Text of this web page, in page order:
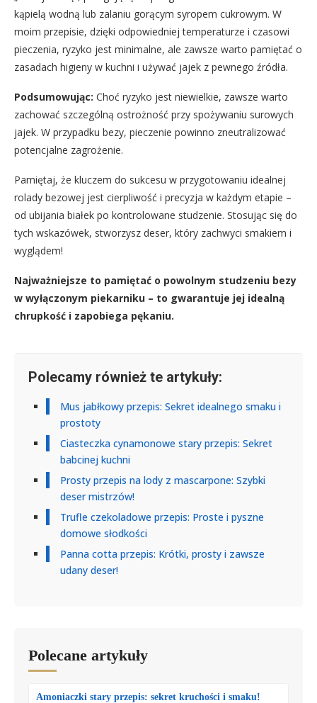
kąpielą wodną lub zalaniu gorącym syropem cukrowym. W
moim przepisie, dzięki odpowiedniej temperaturze i czasowi
pieczenia, ryzyko jest minimalne, ale zawsze warto pamiętać o
zasadach higieny w kuchni i używać jajek z pewnego źródła.
Podsumowując: Choć ryzyko jest niewielkie, zawsze warto
zachować szczególną ostrożność przy spożywaniu surowych
jajek. W przypadku bezy, pieczenie powinno zneutralizować
potencjalne zagrożenie.
Pamiętaj, że kluczem do sukcesu w przygotowaniu idealnej
rolady bezowej jest cierpliwość i precyzja w każdym etapie –
od ubijania białek po kontrolowane studzenie. Stosując się do
tych wskazówek, stworzysz deser, który zachwyci smakiem i
wyglądem!
Najważniejsze to pamiętać o powolnym studzeniu bezy
w wyłączonym piekarniku – to gwarantuje jej idealną
chrupkość i zapobiega pękaniu.
Polecamy również te artykuły:
Mus jabłkowy przepis: Sekret idealnego smaku i
prostoty
Ciasteczka cynamonowe stary przepis: Sekret
babcinej kuchni
Prosty przepis na lody z mascarpone: Szybki
deser mistrzów!
Trufle czekoladowe przepis: Proste i pyszne
domowe słodkości
Panna cotta przepis: Krótki, prosty i zawsze
udany deser!
Polecane artykuły
Amoniaczki stary przepis: sekret kruchości i smaku!